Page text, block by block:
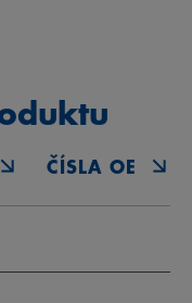
ČÍSLA OE